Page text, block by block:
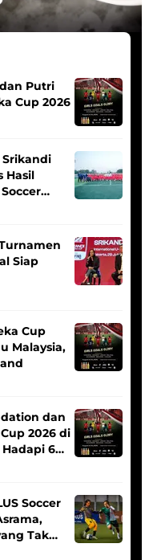
Putri
Cup 2026
Hasil
Siap
Cup
Malaysia,
dan
2026 di
6
Soccer
Tak